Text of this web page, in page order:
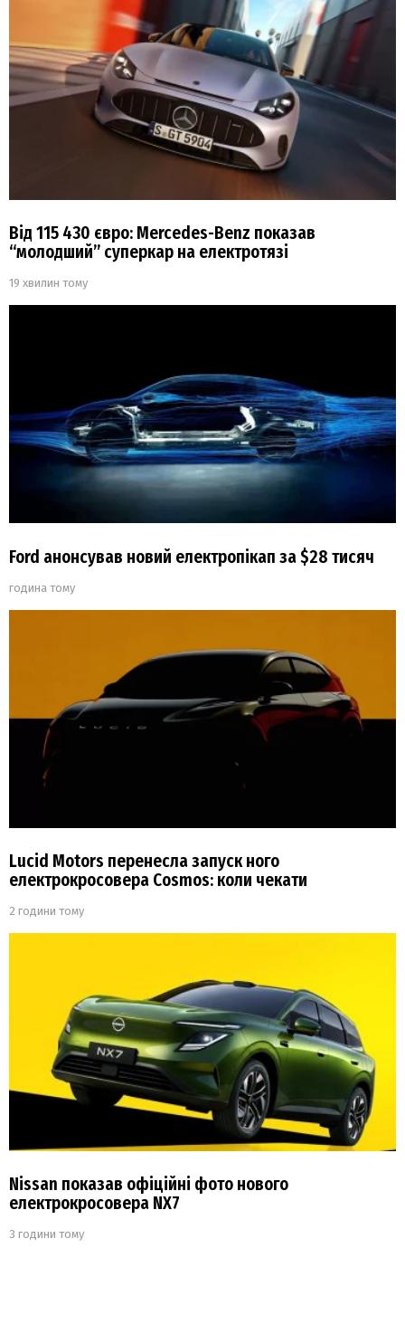
Від 115 430 євро: Mercedes-Benz показав
“молодший” суперкар на електротязі
19 хвилин тому
Ford анонсував новий електропікап за $28 тисяч
година тому
Lucid Motors перенесла запуск ного
електрокросовера Cosmos: коли чекати
2 години тому
Nissan показав офіційні фото нового
електрокросовера NX7
3 години тому